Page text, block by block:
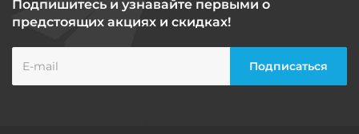
Подпишитесь и узнавайте первыми о
предстоящих акциях и скидках!